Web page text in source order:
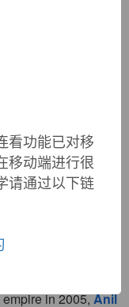
Portugueseanil
empire in 2005,Anil
看功能已对移
移动端进行很
请通过以下链